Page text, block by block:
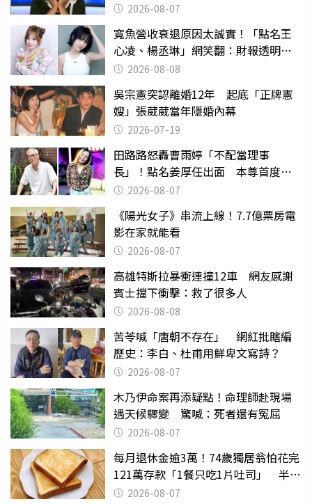
2026-08-07
寬魚營收衰退原因太誠實！「點名王
心凌、楊丞琳」網笑翻：財報透明度
滿分2026-08-08
吳宗憲突認離婚12年 起底「正牌憲
嫂」張葳葳當年隱婚內幕
2026-07-19
田路路怒轟曹雨婷「不配當理事
長」！點名姜厚任出面 本尊首度回
應了2026-08-07
《陽光女子》串流上線！7.7億票房電
影在家就能看
2026-08-07
高雄特斯拉暴衝連撞12車 網友感謝
賓士擋下衝擊：救了很多人
2026-08-08
苦苓喊「唐朝不存在」 網紅批瞎編
歷史：李白、杜甫用鮮卑文寫詩？
2026-08-07
木乃伊命案再添疑點！命理師赴現場
遇天候驟變 驚喊：死者還有冤屈
2026-08-07
每月退休金逾3萬！74歲獨居翁怕花完
121萬存款「1餐只吃1片吐司」 半年
後暴瘦嚇壞女兒
2026-08-07